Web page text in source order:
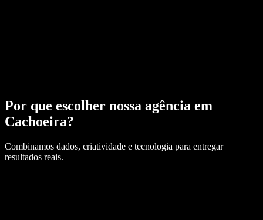
Por que escolher nossa agência em
Cachoeira?
Combinamos dados, criatividade e tecnologia para entregar
resultados reais.